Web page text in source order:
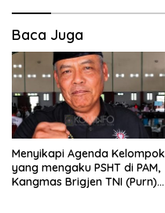
Baca Juga
Menyikapi Agenda Kelompok
yang mengaku PSHT di PAM,
Kangmas Brigjen TNI (Purn)